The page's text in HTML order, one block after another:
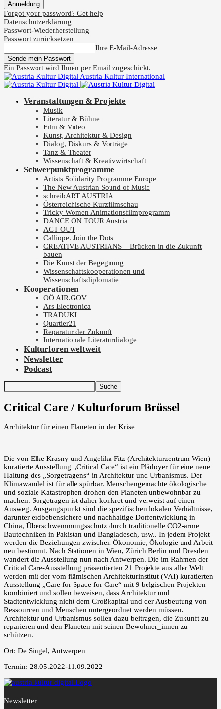
Forgot your password? Get help
Datenschutzerklärung
Passwort-Wiederherstellung
Passwort zurücksetzen
Ihre E-Mail-Adresse
Ein Passwort wird Ihnen per Email zugeschickt.
Austria Kultur International
Veranstaltungen & Projekte
Musik
Literatur & Bühne
Film & Video
Kunst, Architektur & Design
Dialog, Diskurs & Vorträge
Tanz & Theater
Wissenschaft & Kreativwirtschaft
Schwerpunktprogramme
Artists Solidarity Programme Europe
The New Austrian Sound of Music
schreibART AUSTRIA
Österreichische Kurzfilmschau
Tricky Women Animationsfilmprogramm
DANCE ON TOUR Austria
ACT OUT
Calliope. Join the Dots
CREATIVE AUSTRIANS – Brücken in die Zukunft
bauen
Die Kunst der Begegnung
Wissenschaftskooperationen und
Wissenschaftsdiplomatie
Kooperationen
OÖ AIR.GOV
Ars Electronica
TRADUKI
Quartier21
Reparatur der Zukunft
Internationale Literaturdialoge
Kulturforen weltweit
Newsletter
Podcast
Critical Care / Kulturforum Brüssel
Architektur für einen Planeten in der Krise
Die von Elke Krasny und Angelika Fitz (Architekturzentrum Wien)
kuratierte Ausstellung „Critical Care“ ist ein Plädoyer für eine neue
Haltung des „Sorgetragens“ in Architektur und Urbanismus. Der
Klimawandel ist für alle spürbar. Menschengemachte ökologische
und soziale Katastrophen drohen den Planeten unbewohnbar zu
machen. Sorgetragen ist daher konkret und verweist auf einen
Ausweg. Ausgangspunkt sind die spezifischen lokalen Verhältnisse,
darunter erdbebensichere und nachhaltige Dorfentwicklung in
China, Überschwemmungsschutz durch traditionelle CO2-arme
Bautechniken in Pakistan und Bangladesch, usw.. In jedem Projekt
werden die Beziehungen zwischen Ökonomie, Ökologie und Arbeit
neu bestimmt. Nach Stationen in Wien, Zürich Berlin und Dresden
wandert die Ausstellung nun nach Antwerpen. Die im Rahmen der
Critical Care-Ausstellung präsentierten 21 Projekte aus aller Welt
werden mit der vom flämischen Architekturinstitut (VAI) kuratierten
Ausstellung „Care for Space for Care“ mit 9 belgischen Projekten
kombiniert und sollen beweisen, dass Architektur und
Stadtentwicklung nicht dem Großkapital und der Ausbeutung von
Ressourcen und Menschen untergeordnet werden müssen.
Architektur und Urbanismus sollen dazu beitragen, die Zukunft zu
reparieren und den Planeten mit seinen Bewohner_innen zu
schützen.
Ort: De Singel, Antwerpen
Termin: 28.05.2022-11.09.2022
Newsletter